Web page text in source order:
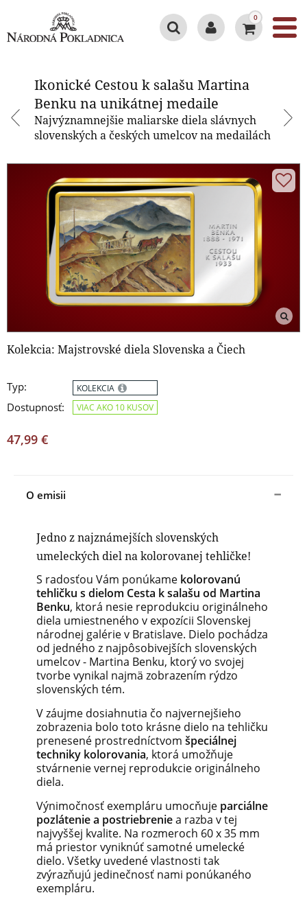
0
Ikonické Cestou k salašu Martina
Benku na unikátnej medaile
Najvýznamnejšie maliarske diela slávnych
slovenských a českých umelcov na medailách
Kolekcia: Majstrovské diela Slovenska a Čiech
Typ:
Dostupnosť:
KOLEKCIA
VIAC AKO 10 KUSOV
47,99 €
O emisii
Jedno z najznámejších slovenských
umeleckých diel na kolorovanej tehličke!
S radosťou Vám ponúkame kolorovanú
tehličku s dielom Cesta k salašu od Martina
Benku, ktorá nesie reprodukciu originálneho
diela umiestneného v expozícii Slovenskej
národnej galérie v Bratislave. Dielo pochádza
od jedného z najpôsobivejších slovenských
umelcov - Martina Benku, ktorý vo svojej
tvorbe vynikal najmä zobrazením rýdzo
slovenských tém.
V záujme dosiahnutia čo najvernejšieho
zobrazenia bolo toto krásne dielo na tehličku
prenesené prostredníctvom špeciálnej
techniky kolorovania, ktorá umožňuje
stvárnenie vernej reprodukcie originálneho
diela.
Výnimočnosť exempláru umocňuje parciálne
pozlátenie a postriebreniea razba v tej
najvyššej kvalite. Na rozmeroch 60 x 35 mm
má priestor vyniknúť samotné umelecké
dielo. Všetky uvedené vlastnosti tak
zvýrazňujú jedinečnosť nami ponúkaného
exempláru.
Ikonické Cestou k salašu Martina